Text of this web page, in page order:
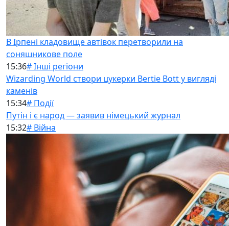
В Ірпені кладовище автівок перетворили на
соняшникове поле
15:36# Інші регіони
Wizarding World створи цукерки Bertie Bott у вигляді
каменів
15:34# Події
Путін і є народ — заявив німецький журнал
15:32# Війна